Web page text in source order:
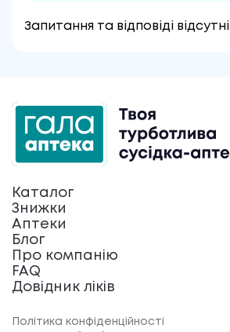
Запитання та відповіді відсутні
Каталог
Знижки
Аптеки
Блог
Про компанію
FAQ
Довідник ліків
Політика конфіденційності